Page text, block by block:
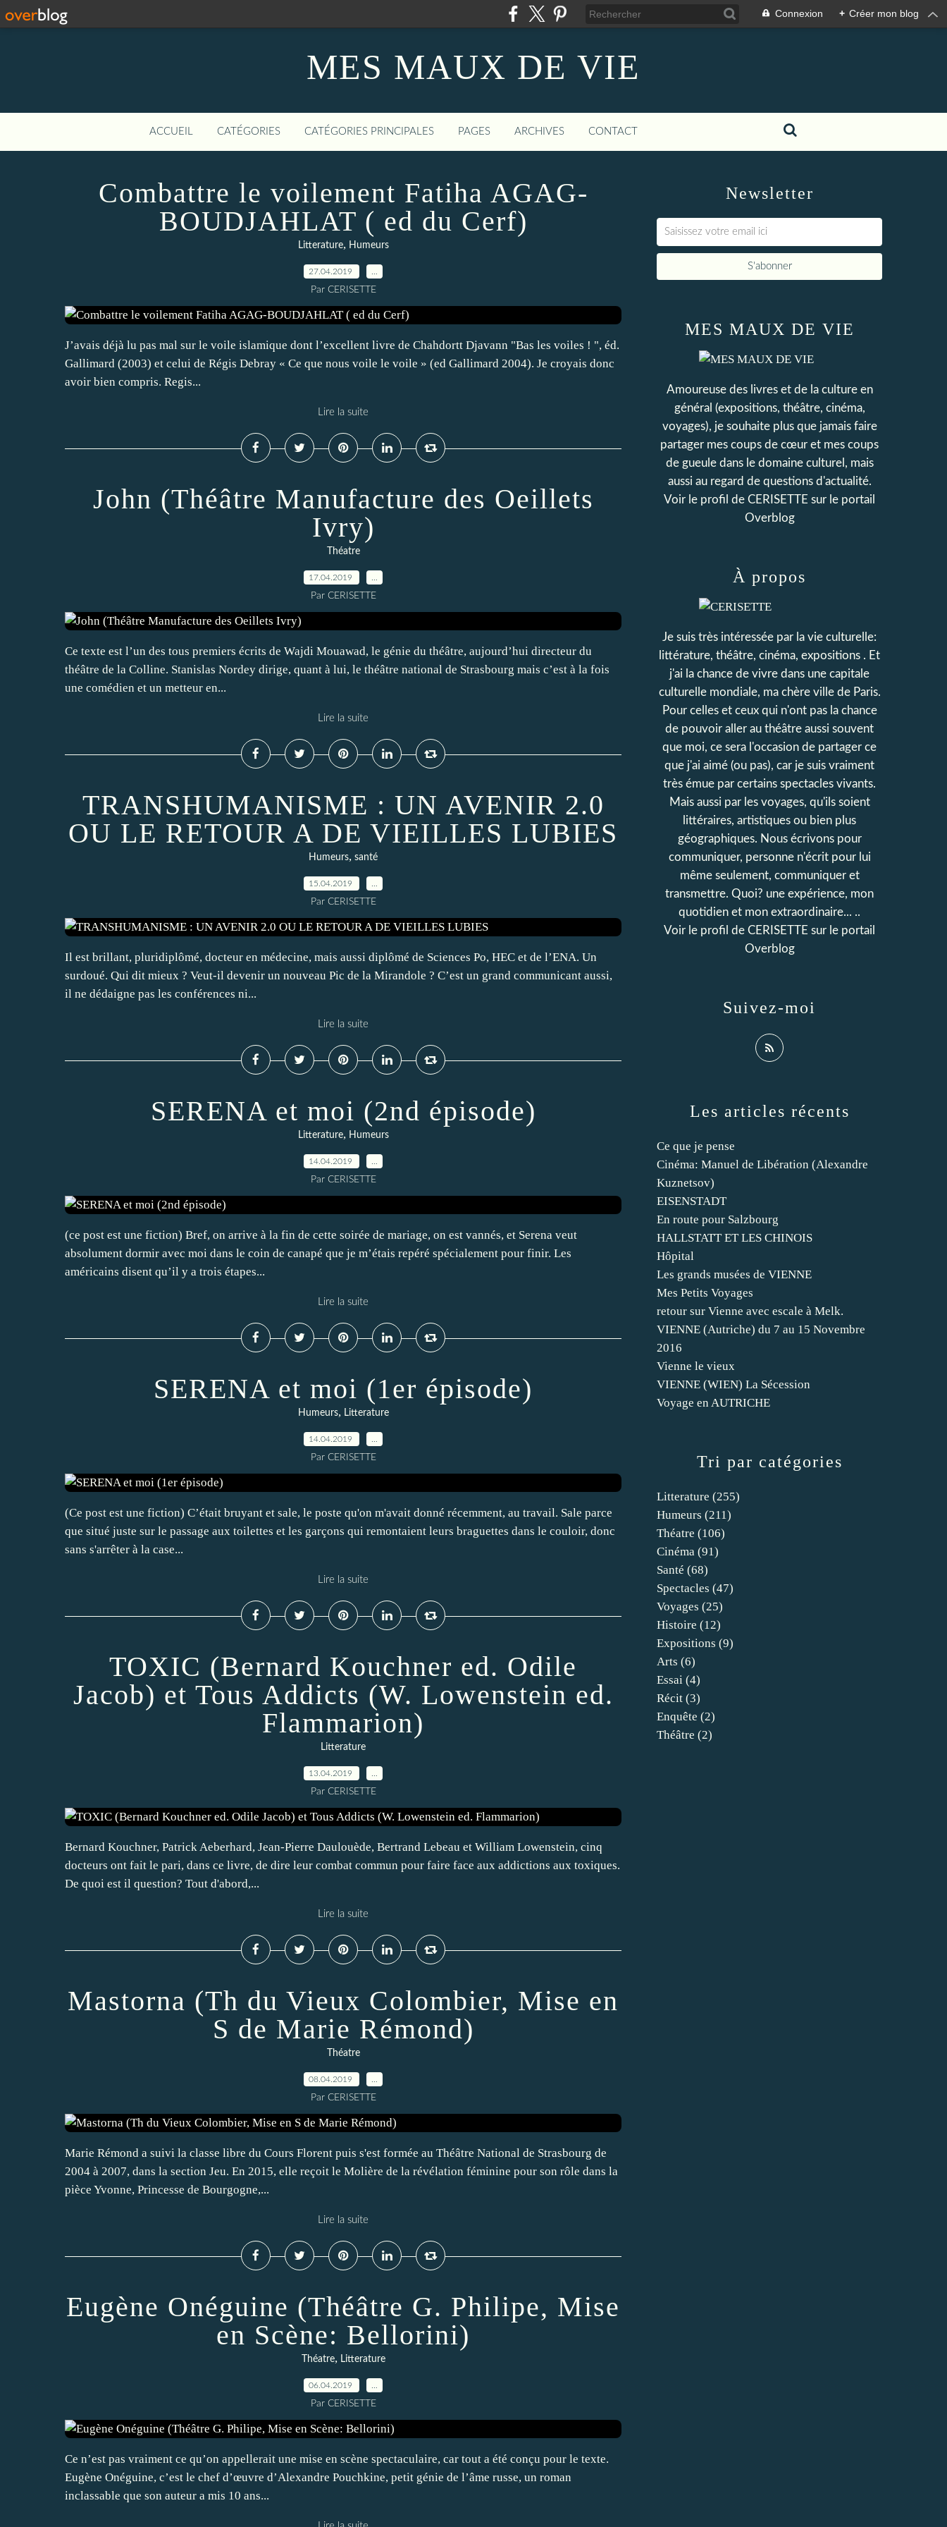
Connexion + Créer mon blog
MES MAUX DE VIE
ACCUEIL CATÉGORIES CATÉGORIES PRINCIPALES PAGES ARCHIVES CONTACT
Combattre le voilement Fatiha AGAG-
BOUDJAHLAT ( ed du Cerf)
Litterature, Humeurs
27.04.2019
Par CERISETTE
J’avais déjà lu pas mal sur le voile islamique dont l’excellent livre de Chahdortt Djavann "Bas les voiles ! ", éd.
Gallimard (2003) et celui de Régis Debray « Ce que nous voile le voile » (ed Gallimard 2004). Je croyais donc
avoir bien compris. Regis...
Lire la suite
John (Théâtre Manufacture des Oeillets
Ivry)
Théatre
17.04.2019
Par CERISETTE
Ce texte est l’un des tous premiers écrits de Wajdi Mouawad, le génie du théâtre, aujourd’hui directeur du
théâtre de la Colline. Stanislas Nordey dirige, quant à lui, le théâtre national de Strasbourg mais c’est à la fois
une comédien et un metteur en...
Lire la suite
TRANSHUMANISME : UN AVENIR 2.0
OU LE RETOUR A DE VIEILLES LUBIES
Humeurs, santé
15.04.2019
Par CERISETTE
Il est brillant, pluridiplômé, docteur en médecine, mais aussi diplômé de Sciences Po, HEC et de l’ENA. Un
surdoué. Qui dit mieux ? Veut-il devenir un nouveau Pic de la Mirandole ? C’est un grand communicant aussi,
il ne dédaigne pas les conférences ni...
Lire la suite
SERENA et moi (2nd épisode)
Litterature, Humeurs
14.04.2019
Par CERISETTE
(ce post est une fiction) Bref, on arrive à la fin de cette soirée de mariage, on est vannés, et Serena veut
absolument dormir avec moi dans le coin de canapé que je m’étais repéré spécialement pour finir. Les
américains disent qu’il y a trois étapes...
Lire la suite
SERENA et moi (1er épisode)
Humeurs, Litterature
14.04.2019
Par CERISETTE
(Ce post est une fiction) C’était bruyant et sale, le poste qu'on m'avait donné récemment, au travail. Sale parce
que situé juste sur le passage aux toilettes et les garçons qui remontaient leurs braguettes dans le couloir, donc
sans s'arrêter à la case...
Lire la suite
TOXIC (Bernard Kouchner ed. Odile
Jacob) et Tous Addicts (W. Lowenstein ed.
Flammarion)
Litterature
13.04.2019
Par CERISETTE
Bernard Kouchner, Patrick Aeberhard, Jean-Pierre Daulouède, Bertrand Lebeau et William Lowenstein, cinq
docteurs ont fait le pari, dans ce livre, de dire leur combat commun pour faire face aux addictions aux toxiques.
De quoi est il question? Tout d'abord,...
Lire la suite
Mastorna (Th du Vieux Colombier, Mise en
S de Marie Rémond)
Théatre
08.04.2019
Par CERISETTE
Marie Rémond a suivi la classe libre du Cours Florent puis s'est formée au Théâtre National de Strasbourg de
2004 à 2007, dans la section Jeu. En 2015, elle reçoit le Molière de la révélation féminine pour son rôle dans la
pièce Yvonne, Princesse de Bourgogne,...
Lire la suite
Eugène Onéguine (Théâtre G. Philipe, Mise
en Scène: Bellorini)
Théatre, Litterature
06.04.2019
Par CERISETTE
Ce n’est pas vraiment ce qu’on appellerait une mise en scène spectaculaire, car tout a été conçu pour le texte.
Eugène Onéguine, c’est le chef d’œuvre d’Alexandre Pouchkine, petit génie de l’âme russe, un roman
inclassable que son auteur a mis 10 ans...
Newsletter
Tri par catégories
Litterature (255)
Humeurs (211)
Théatre (106)
Cinéma (91)
Santé (68)
Spectacles (47)
Voyages (25)
Histoire (12)
Expositions (9)
Arts (6)
Essai (4)
Récit (3)
Enquête (2)
Théâtre (2)
Les articles récents
Ce que je pense
Cinéma: Manuel de Libération (Alexandre
Kuznetsov)
EISENSTADT
En route pour Salzbourg
HALLSTATT ET LES CHINOIS
Hôpital
Les grands musées de VIENNE
Mes Petits Voyages
retour sur Vienne avec escale à Melk.
VIENNE (Autriche) du 7 au 15 Novembre
2016
Vienne le vieux
VIENNE (WIEN) La Sécession
Voyage en AUTRICHE
MES MAUX DE VIE
Amoureuse des livres et de la culture en
général (expositions, théâtre, cinéma,
voyages), je souhaite plus que jamais faire
partager mes coups de cœur et mes coups
de gueule dans le domaine culturel, mais
aussi au regard de questions d'actualité.
Voir le profil de CERISETTE sur le portail
Overblog
Suivez-moi
À propos
Je suis très intéressée par la vie culturelle:
littérature, théâtre, cinéma, expositions . Et
j'ai la chance de vivre dans une capitale
culturelle mondiale, ma chère ville de Paris.
Pour celles et ceux qui n'ont pas la chance
de pouvoir aller au théâtre aussi souvent
que moi, ce sera l'occasion de partager ce
que j'ai aimé (ou pas), car je suis vraiment
très émue par certains spectacles vivants.
Mais aussi par les voyages, qu'ils soient
littéraires, artistiques ou bien plus
géographiques. Nous écrivons pour
communiquer, personne n'écrit pour lui
même seulement, communiquer et
transmettre. Quoi? une expérience, mon
quotidien et mon extraordinaire... ..
Voir le profil de CERISETTE sur le portail
Overblog